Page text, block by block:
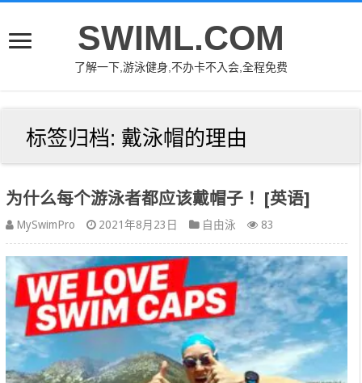
SWIML.COM
了解一下,游泳健身,不办卡不入会,全程免费
标签归档: 戴泳帽的理由
为什么每个游泳者都应该戴帽子！ [英语]
MySwimPro 2021年8月23日 自由泳 83